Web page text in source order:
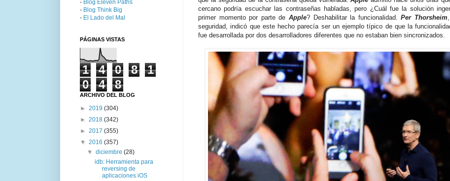
cercano podría escuchar las contraseñas habladas, pero ¿Cuál fue la solución
primer momento por parte de Apple? Deshabilitar la funcionalidad.Per Thorsheim
seguridad, indicó que este hecho parecía ser un ejemplo típico de que la
fue desarrollada por dos desarrolladores diferentes que no estaban bien sincronizados.
- Blog Eleven Paths
- Blog Think Big
- El Lado del Mal
PÁGINAS VISTAS
1 4 0 8
1
0
4 8
ARCHIVO DEL BLOG
► 2019 (304)
► 2018 (342)
► 2017 (355)
▼ 2016 (357)
▼diciembre(28)
idb: Herramienta para
reversing de
aplicaciones iOS